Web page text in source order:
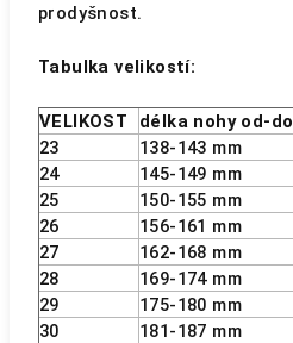
prodyšnost.
Tabulka velikostí:
VELIKOST
délka nohy od-do
23
138-143 mm
24
145-149 mm
25
150-155 mm
26
156-161 mm
27
162-168 mm
28
169-174 mm
29
175-180 mm
30
181-187 mm